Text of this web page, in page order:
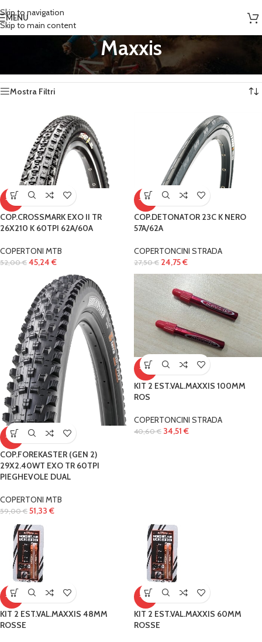
Skip to navigation
Skip to main content
MENU
Maxxis
Prodotti taggati “Maxxis” Visualizzazione di 10 risultati
Mostra Filtri
-13%
COP.CROSSMARK EXO II TR
26X210 K 60TPI 62A/60A
COPERTONI MTB
52,00€ 45,24 €
-10%
COP.DETONATOR 23C K NERO
57A/62A
COPERTONCINI STRADA
27,50€ 24,75€
-13%
COP.FOREKASTER (GEN 2)
29X2.40WT EXO TR 60TPI
PIEGHEVOLE DUAL
COPERTONI MTB
59,00€ 51,33 €
-15%
KIT 2 EST.VAL.MAXXIS 100MM
ROS
COPERTONCINI STRADA
40,60€ 34,51 €
-15%
KIT 2 EST.VAL.MAXXIS 48MM
ROSSE
-15%
KIT 2 EST.VAL.MAXXIS 60MM
ROSSE